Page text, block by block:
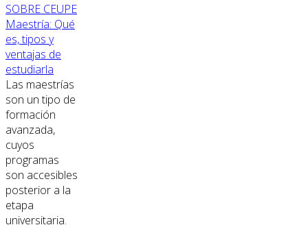
SOBRE CEUPE
Maestría: Qué
es, tipos y
ventajas de
estudiarla
Las maestrías
son un tipo de
formación
avanzada,
cuyos
programas
son accesibles
posterior a la
etapa
universitaria.